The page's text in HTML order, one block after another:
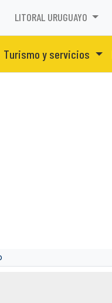
LITORAL URUGUAYO
Turismo y servicios